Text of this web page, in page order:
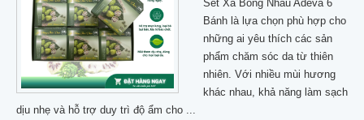
Set Xà Bông Nhàu Adeva 6
Bánh là lựa chọn phù hợp cho
những ai yêu thích các sản
phẩm chăm sóc da từ thiên
nhiên. Với nhiều mùi hương
khác nhau, khả năng làm sạch
dịu nhẹ và hỗ trợ duy trì độ ẩm cho ...